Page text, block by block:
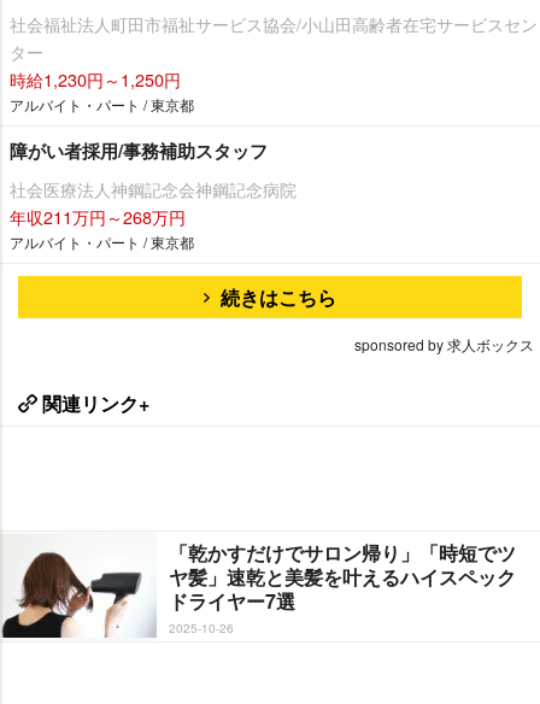
社会福祉法人町田市福祉サービス協会/小山田高齢者在宅サービスセン
ター
時給1,230円～1,250円
アルバイト・パート / 東京都
障がい者採用/事務補助スタッフ
社会医療法人神鋼記念会神鋼記念病院
年収211万円～268万円
アルバイト・パート / 東京都
続きはこちら
sponsored by 求人ボックス
関連リンク+
「乾かすだけでサロン帰り」「時短でツ
ヤ髪」速乾と美髪を叶えるハイスペック
ドライヤー7選
2025-10-26